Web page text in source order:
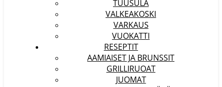
TUUSULA
VALKEAKOSKI
VARKAUS
VUOKATTI
RESEPTIT
AAMIAISET JA BRUNSSIT
GRILLIRUOAT
JUOMAT